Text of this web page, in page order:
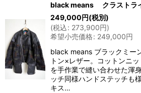
black means クラストラ
249,000円(税別)
(税込: 273,900円)
希望小売価格: 249,000円
black means ブラックミー
トン×レザー。コットンニ
を手作業で縫い合わせた渾
ッチ同様ハンドステッチも
キス…